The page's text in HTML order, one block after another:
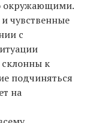
окружающими.
чувственные
с
к
подчиняться
на